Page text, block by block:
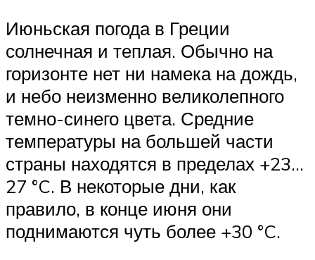
Июньская погода в Греции
солнечная и теплая. Обычно на
горизонте нет ни намека на дождь,
и небо неизменно великолепного
темно-синего цвета. Средние
температуры на большей части
страны находятся в пределах +23…
27 °C. В некоторые дни, как
правило, в конце июня они
поднимаются чуть более +30 °C.